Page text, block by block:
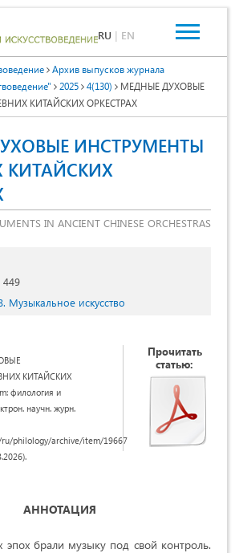
RU | EN
Архив выпусков журнала
2025 4(130)
МЕДНЫЕ ДУХОВЫЕ
КИТАЙСКИХ ОРКЕСТРАХ
ИНСТРУМЕНТЫ
КИТАЙСКИХ
IN ANCIENT CHINESE ORCHESTRAS
449
Музыкальное искусство
КИТАЙСКИХ
филология и
научн. журн.
philology/archive/item/19667
Прочитать
статью:
АННОТАЦИЯ
эпох брали музыку под свой контроль.